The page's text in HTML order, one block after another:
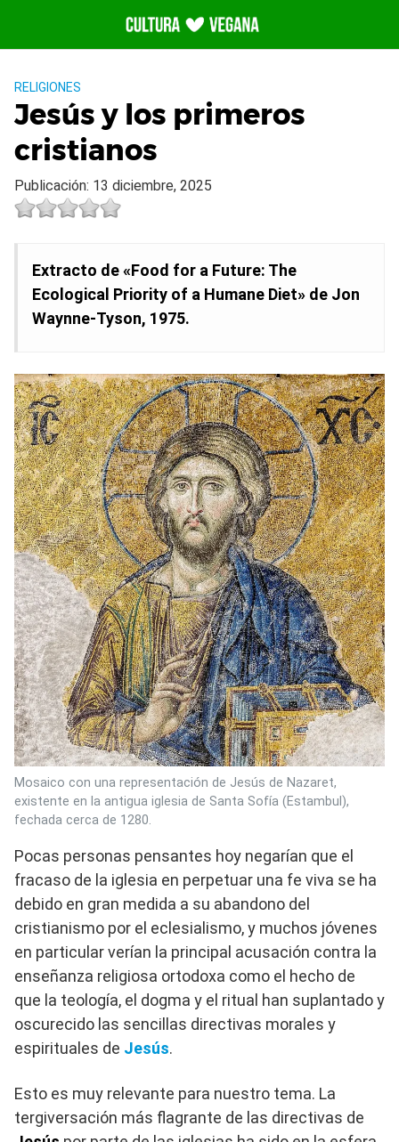
contenido
RELIGIONES
Jesús y los primeros
cristianos
Publicación: 13 diciembre, 2025
Extracto de «Food for a Future: The
Ecological Priority of a Humane Diet» de Jon
Waynne-Tyson, 1975.
Mosaico con una representación de Jesús de Nazaret,
existente en la antigua iglesia de Santa Sofía (Estambul),
fechada cerca de 1280.
Pocas personas pensantes hoy negarían que el
fracaso de la iglesia en perpetuar una fe viva se ha
debido en gran medida a su abandono del
cristianismo por el eclesialismo, y muchos jóvenes
en particular verían la principal acusación contra la
enseñanza religiosa ortodoxa como el hecho de
que la teología, el dogma y el ritual han suplantado y
oscurecido las sencillas directivas morales y
espirituales de Jesús.
Esto es muy relevante para nuestro tema. La
tergiversación más flagrante de las directivas de